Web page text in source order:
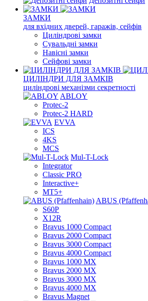
ЗАМКИ
для вхідних дверей, гаражів, сейфів
Циліндрові замки
Сувальдні замки
Навісні замки
Сейфові замки
ЦИЛІНДРИ ДЛЯ ЗАМКІВ
циліндрові механізми секретності
ABLOY
Protec-2
Protec-2 HARD
EVVA
ICS
4KS
MCS
Mul-T-Lock
Integrator
Classic PRO
Interactive+
MT5+
ABUS
S60P
X12R
Bravus 1000 Compact
Bravus 2000 Compact
Bravus 3000 Compact
Bravus 4000 Compact
Bravus 1000 MX
Bravus 2000 MX
Bravus 3000 MX
Bravus 4000 MX
Bravus Magnet